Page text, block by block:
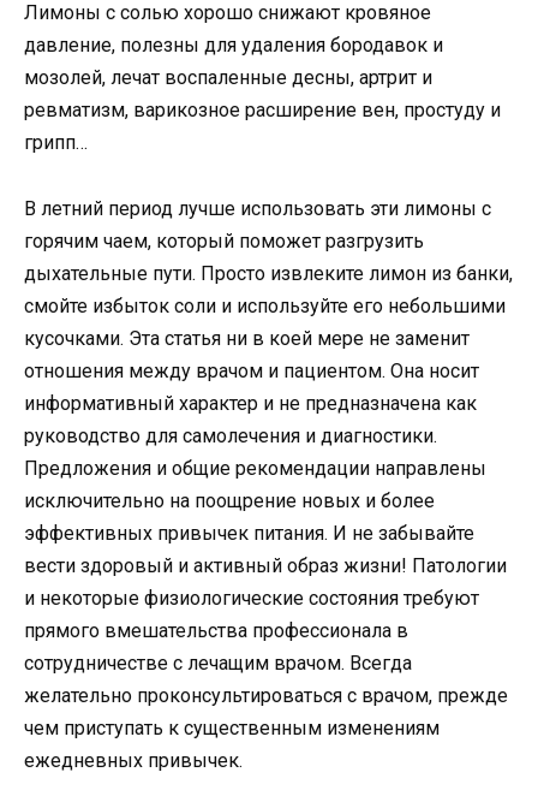
Лимоны с солью хорошо снижают кровяное
давление, полезны для удаления бородавок и
мозолей, лечат воспаленные десны, артрит и
ревматизм, варикозное расширение вен, простуду и
грипп…
В летний период лучше использовать эти лимоны с
горячим чаем, который поможет разгрузить
дыхательные пути. Просто извлеките лимон из банки,
смойте избыток соли и используйте его небольшими
кусочками. Эта статья ни в коей мере не заменит
отношения между врачом и пациентом. Она носит
информативный характер и не предназначена как
руководство для самолечения и диагностики.
Предложения и общие рекомендации направлены
исключительно на поощрение новых и более
эффективных привычек питания. И не забывайте
вести здоровый и активный образ жизни! Патологии
и некоторые физиологические состояния требуют
прямого вмешательства профессионала в
сотрудничестве с лечащим врачом. Всегда
желательно проконсультироваться с врачом, прежде
чем приступать к существенным изменениям
ежедневных привычек.